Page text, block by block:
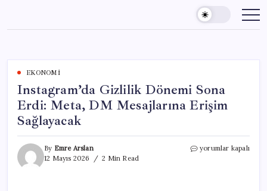
content
EKONOMI
Instagram’da Gizlilik Dönemi Sona
Erdi: Meta, DM Mesajlarına Erişim
Sağlayacak
By Emre Arslan
12 Mayıs 2026
2 Min Read
Instagram’da
yorumlar kapalı